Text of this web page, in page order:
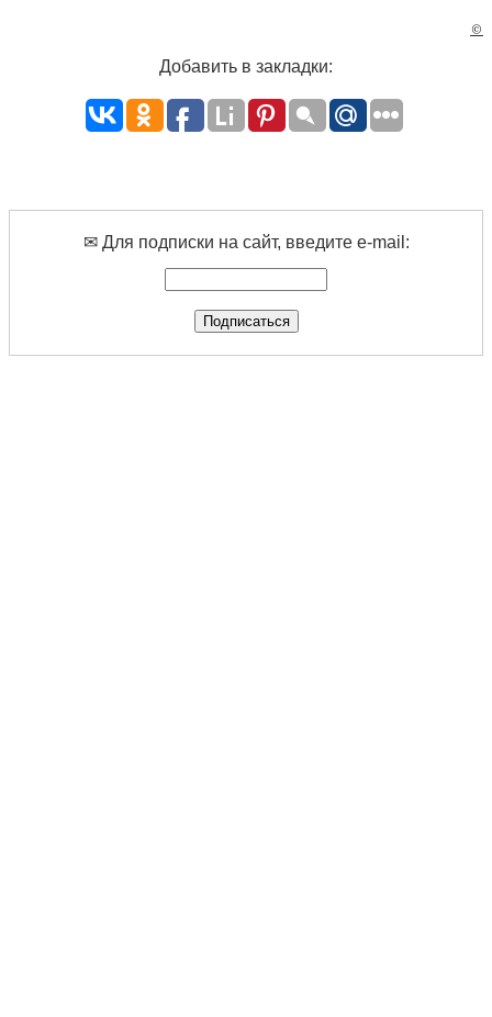
©
Добавить в закладки:
✉ Для подписки на сайт, введите e-mail: